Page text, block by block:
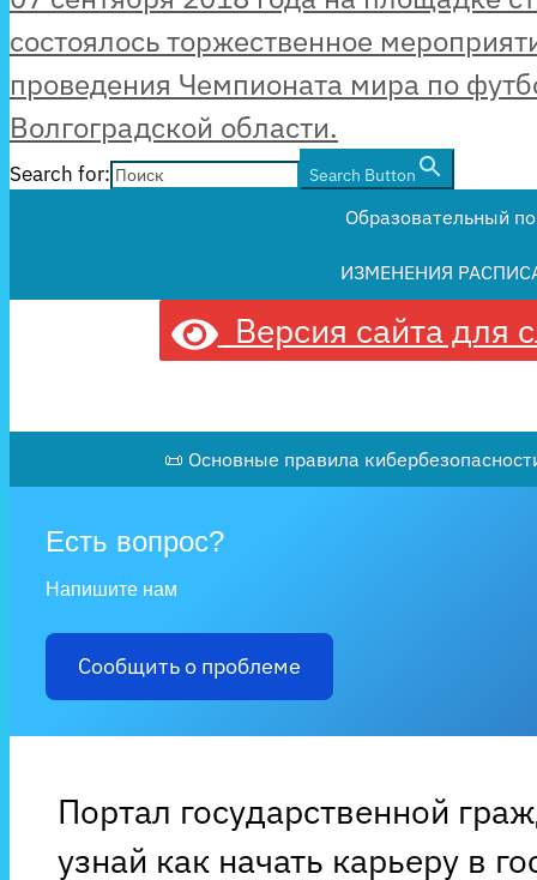
состоялось торжественное
проведения Чемпионата мира по
Волгоградской области.
Search for: Search Button
Образовательный
ИЗМЕНЕНИЯ
Версия сайта для
📜 Основные правила
Есть вопрос?
Напишите нам
Сообщить о проблеме
Портал государственной
узнай как начать карьеру в